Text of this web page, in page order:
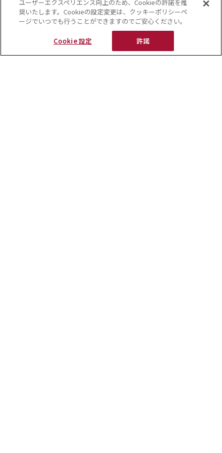
して、自国で和菓子のお店を開いている人もいるそうです。
ユーザーエクスペリエンス向上のため、Cookieの許諾を推
奨いたします。Cookieの設定変更は、クッキーポリシーペ
ージでいつでも行うことができますのでご安心ください。
Cookie 設定 許諾